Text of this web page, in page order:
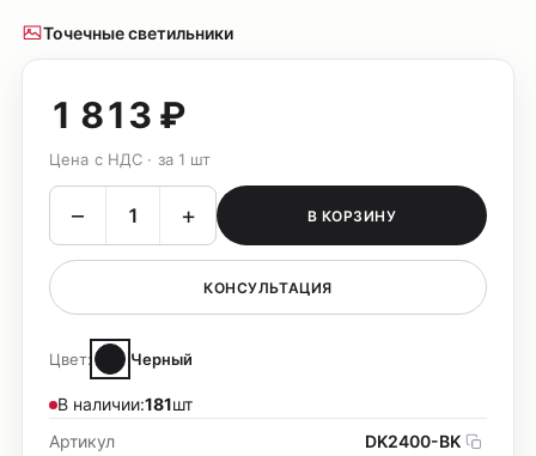
Точечные светильники
1 813 ₽
Цена с НДС · за 1 шт
– + В КОРЗИНУ
КОНСУЛЬТАЦИЯ
Цвет: Черный
В наличии:181шт
Артикул
DK2400-BK